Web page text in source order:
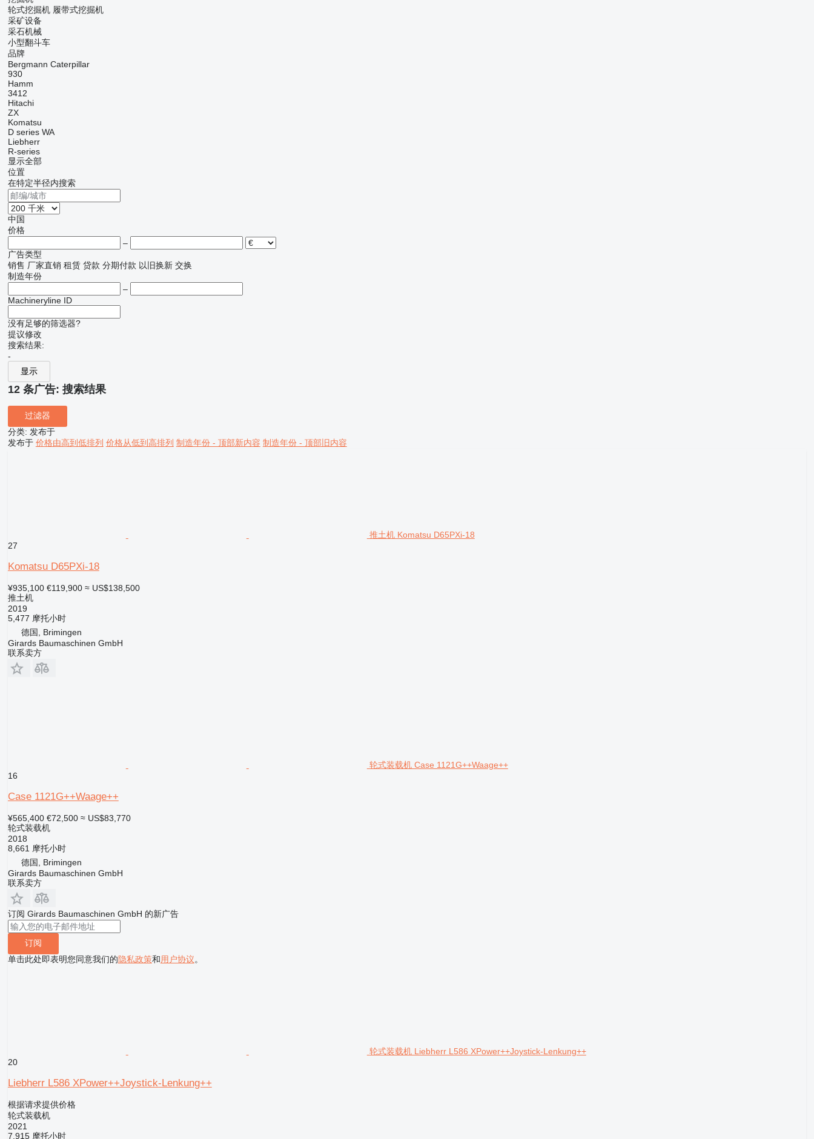
轮式挖掘机 履带式挖掘机
采矿设备
采石机械
小型翻斗车
品牌
Bergmann Caterpillar
930
Hamm
3412
Hitachi
ZX
Komatsu
D series WA
Liebherr
R-series
显示全部
位置
在特定半径内搜索
中国
价格
–
广告类型
销售 厂家直销 租赁 贷款 分期付款 以旧换新 交换
制造年份
–
Machineryline ID
没有足够的筛选器?
提议修改
搜索结果:
-
显示
12 条广告: 搜索结果
过滤器
分类: 发布于
发布于 价格由高到低排列 价格从低到高排列 制造年份 - 顶部新内容 制造年份 - 顶部旧内容
推土机 Komatsu D65PXi-18
27
Komatsu D65PXi-18
¥935,100 €119,900 ≈ US$138,500
推土机
2019
5,477 摩托小时
德国, Brimingen
Girards Baumaschinen GmbH
联系卖方
轮式装载机 Case 1121G++Waage++
16
Case 1121G++Waage++
¥565,400 €72,500 ≈ US$83,770
轮式装载机
2018
8,661 摩托小时
德国, Brimingen
Girards Baumaschinen GmbH
联系卖方
订阅 Girards Baumaschinen GmbH 的新广告
订阅
单击此处即表明您同意我们的隐私政策和用户协议。
轮式装载机 Liebherr L586 XPower++Joystick-Lenkung++
20
Liebherr L586 XPower++Joystick-Lenkung++
根据请求提供价格
轮式装载机
2021
7,915 摩托小时